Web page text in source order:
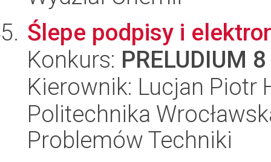
Ślepe podpisy i
Konkurs: PRELUDIUM 8
Kierownik: Lucjan Piotr
Politechnika
Problemów Techniki